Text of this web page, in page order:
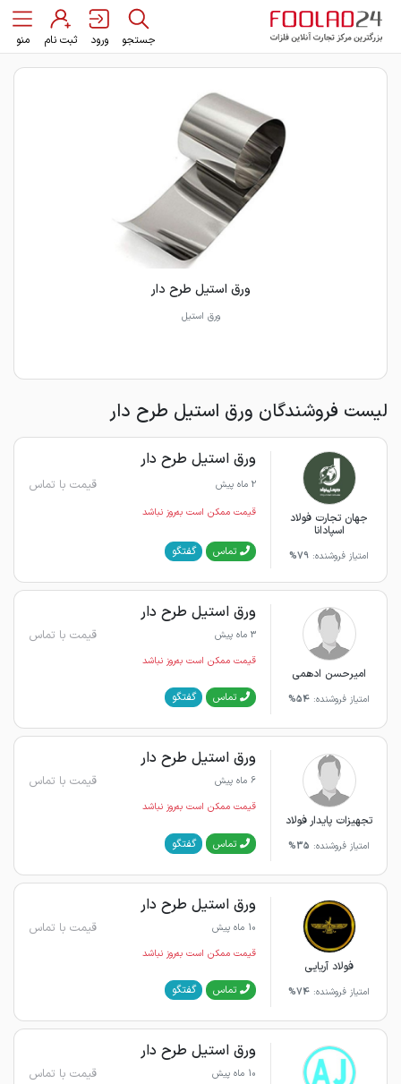
جستجو ورود ثبت نام منو
ورق استیل طرح دار
ورق استیل
لیست فروشندگان ورق استیل طرح دار
جهان تجارت فولاد
اسپادانا
امتیاز فروشنده: 79%
ورق استیل طرح دار
2 ماه پیش قیمت با تماس
قیمت ممکن است به‌روز نباشد
تماس گفتگو
امیرحسن ادهمی
امتیاز فروشنده: 54%
ورق استیل طرح دار
3 ماه پیش قیمت با تماس
قیمت ممکن است به‌روز نباشد
تماس گفتگو
تجهیزات پایدار فولاد
امتیاز فروشنده: 35%
ورق استیل طرح دار
6 ماه پیش قیمت با تماس
قیمت ممکن است به‌روز نباشد
تماس گفتگو
فولاد آریایی
امتیاز فروشنده: 74%
ورق استیل طرح دار
10 ماه پیش قیمت با تماس
قیمت ممکن است به‌روز نباشد
تماس گفتگو
ورق استیل طرح دار
10 ماه پیش قیمت با تماس